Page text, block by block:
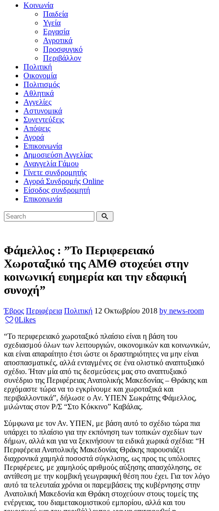
Κοινωνία
Παιδεία
Υγεία
Εργασία
Αγροτικά
Προσφυγικό
Περιβάλλον
Πολιτική
Οικονομία
Πολιτισμός
Αθλητικά
Αγγελίες
Αστυνομικά
Συνεντεύξεις
Απόψεις
Αγορά
Επικοινωνία
Δημοσιεύση Αγγελίας
Αναγγελία Γάμου
Γίνετε συνδρομητής
Αγορά Συνδρομής Online
Είσοδος συνδρομητή
Επικοινωνία
Φάμελλος : ”Το Περιφερειακό
Χωροταξικό της ΑΜΘ στοχεύει στην
κοινωνική ευημερία και την εδαφική
συνοχή”
Έβρος Περιφέρεια Πολιτική 12 Οκτωβρίου 2018 by news-room
0Likes
“Το περιφερειακό χωροταξικό πλαίσιο είναι η βάση του
σχεδιασμού όλων των λειτουργιών, οικονομικών και κοινωνικών,
και είναι απαραίτητο έτσι ώστε οι δραστηριότητες να μην είναι
αποσπασματικές, αλλά ενταγμένες σε ένα ολιστικό αναπτυξιακό
σχέδιο. Ήταν μία από τις δεσμεύσεις μας στο αναπτυξιακό
συνέδριο της Περιφέρειας Ανατολικής Μακεδονίας – Θράκης και
ερχόμαστε τώρα να το εγκρίνουμε και χωροταξικά και
περιβαλλοντικά”, δήλωσε ο Αν. ΥΠΕΝ Σωκράτης Φάμελλος,
μιλώντας στον Ρ/Σ “Στο Κόκκινο” Καβάλας.
Σύμφωνα με τον Αν. ΥΠΕΝ, με βάση αυτό το σχέδιο τώρα πια
υπάρχει το πλαίσιο για την εκπόνηση των τοπικών σχεδίων των
δήμων, αλλά και για να ξεκινήσουν τα ειδικά χωρικά σχέδια: “Η
Περιφέρεια Ανατολικής Μακεδονίας Θράκης παρουσιάζει
διαχρονικά χαμηλά ποσοστά σύγκλισης, ως προς τις υπόλοιπες
Περιφέρειες, με χαμηλούς αριθμούς αύξησης απασχόλησης, σε
αντίθεση με την κομβική γεωγραφική θέση που έχει. Για τον λόγο
αυτό τα τελευταία χρόνια οι παρεμβάσεις της κυβέρνησης στην
Ανατολική Μακεδονία και Θράκη στοχεύουν στους τομείς της
ενέργειας, του διαμετακομιστικού εμπορίου, αλλά και του